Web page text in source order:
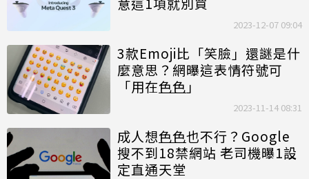
2023-12-07 09:04
3款Emoji比「笑臉」還謎是什
麼意思？網曝這表情符號可
「用在色色 」
2023-11-14 08:31
成人想色色也不行？Google
搜不到18禁網站 老司機曝1設
定直通天堂